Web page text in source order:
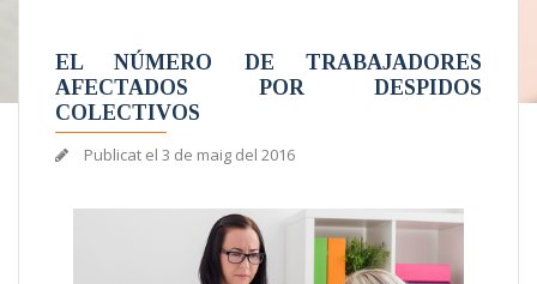
EL NÚMERO DE TRABAJADORES
AFECTADOS POR DESPIDOS
COLECTIVOS
Publicat el 3 de maig del 2016